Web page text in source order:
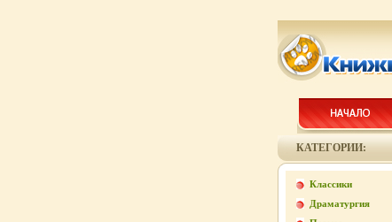
КАТЕГОРИИ:
Классики
Драматургия